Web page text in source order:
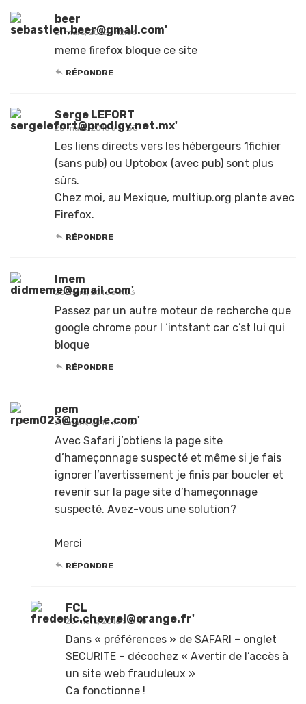
beer
21 mars, 2016 à 12:06
meme firefox bloque ce site
RÉPONDRE
Serge LEFORT
20 mars, 2016 à 11:53
Les liens directs vers les hébergeurs 1fichier
(sans pub) ou Uptobox (avec pub) sont plus
sûrs.
Chez moi, au Mexique, multiup.org plante avec
Firefox.
RÉPONDRE
lmem
20 mars, 2016 à 7:53
Passez par un autre moteur de recherche que
google chrome pour l ‘intstant car c’st lui qui
bloque
RÉPONDRE
pem
20 mars, 2016 à 7:05
Avec Safari j’obtiens la page site
d’hameçonnage suspecté et même si je fais
ignorer l’avertissement je finis par boucler et
revenir sur la page site d’hameçonnage
suspecté. Avez-vous une solution?
Merci
RÉPONDRE
FCL
20 mars, 2016 à 11:10
Dans « préférences » de SAFARI – onglet
SECURITE – décochez « Avertir de l’accès à
un site web frauduleux »
Ca fonctionne !